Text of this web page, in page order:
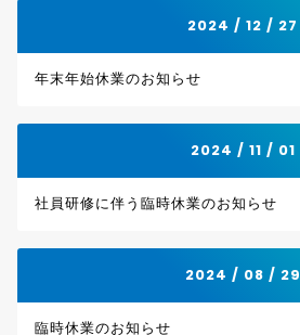
2024 / 12 / 27
年末年始休業のお知らせ
2024 / 11 / 01
社員研修に伴う臨時休業のお知らせ
2024 / 08 / 29
臨時休業のお知らせ